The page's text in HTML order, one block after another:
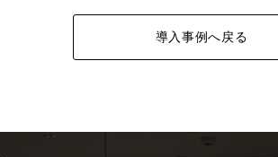
導入事例へ戻る